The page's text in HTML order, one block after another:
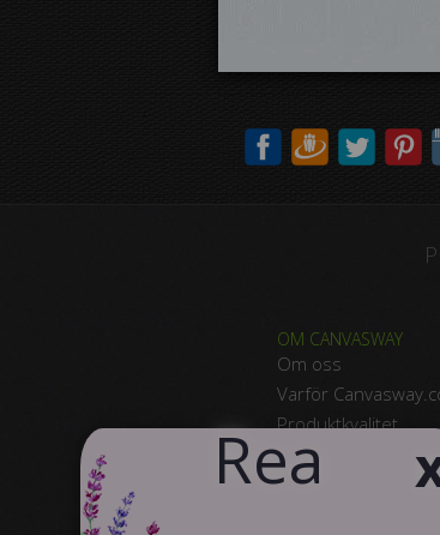
OM CANVASWAY
Om oss
Varför
Produktkvalitet
Omdömen
Kontakt
​Rea